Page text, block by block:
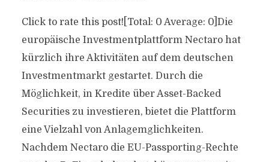
Click to rate this post![Total: 0 Average: 0]Die
europäische Investmentplattform Nectaro hat
kürzlich ihre Aktivitäten auf dem deutschen
Investmentmarkt gestartet. Durch die
Möglichkeit, in Kredite über Asset-Backed
Securities zu investieren, bietet die Plattform
eine Vielzahl von Anlagemglichkeiten.
Nachdem Nectaro die EU-Passporting-Rechte